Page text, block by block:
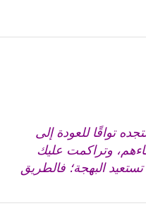
تواقًا للعودة إلى
وتراكمت عليك
البهجة؛ فالطريق